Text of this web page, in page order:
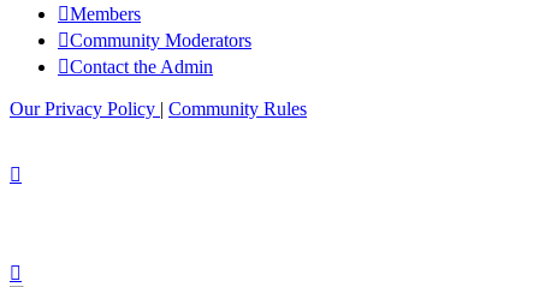
Members
Community Moderators
Contact the Admin
Our Privacy Policy | Community Rules